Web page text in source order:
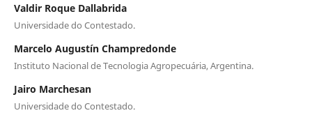
Valdir Roque Dallabrida
Universidade do Contestado.
Marcelo Augustín Champredonde
Instituto Nacional de Tecnologia Agropecuária, Argentina.
Jairo Marchesan
Universidade do Contestado.